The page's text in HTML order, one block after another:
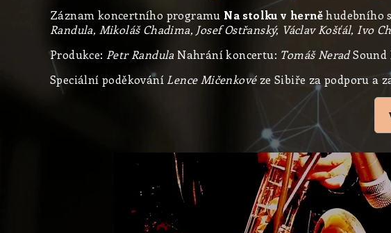
Záznam koncertního programu Na stolku v herněhudebního
Randula, Mikoláš Chadima, Josef Ostřanský, Václav Košťál, Ivo
Produkce: Petr Randula Nahrání koncertu: Tomáš NeradSound
Speciální poděkování Lence Mičenkovéze Sibiře za podporu a